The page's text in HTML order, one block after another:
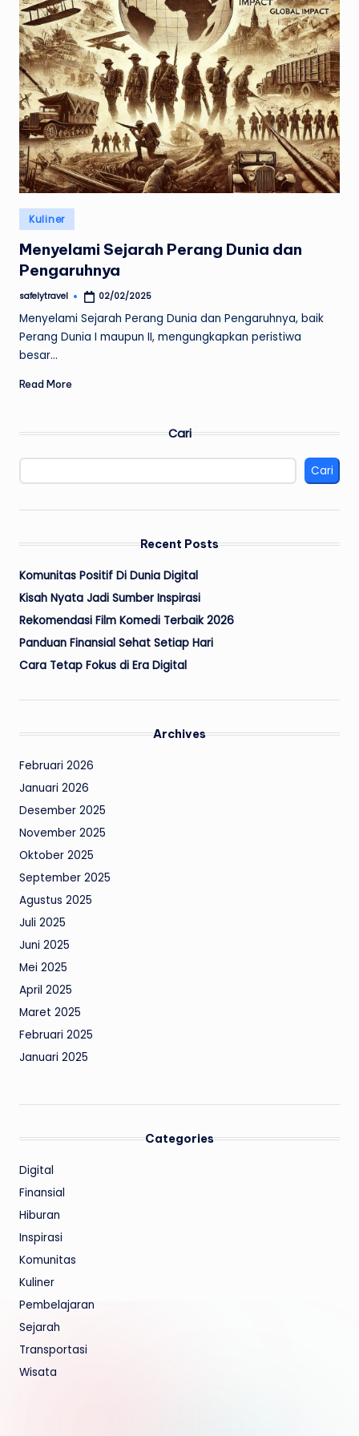
Posted
in
Kuliner
Menyelami Sejarah Perang Dunia dan
Pengaruhnya
Posted
safelytravel 02/02/2025
Menyelami Sejarah Perang Dunia dan Pengaruhnya, baik
Perang Dunia I maupun II, mengungkapkan peristiwa
besar…
Read More
Cari
Cari
Recent Posts
Komunitas Positif Di Dunia Digital
Kisah Nyata Jadi Sumber Inspirasi
Rekomendasi Film Komedi Terbaik 2026
Panduan Finansial Sehat Setiap Hari
Cara Tetap Fokus di Era Digital
Archives
Februari 2026
Januari 2026
Desember 2025
November 2025
Oktober 2025
September 2025
Agustus 2025
Juli 2025
Juni 2025
Mei 2025
April 2025
Maret 2025
Februari 2025
Januari 2025
Categories
Digital
Finansial
Hiburan
Inspirasi
Komunitas
Kuliner
Pembelajaran
Sejarah
Transportasi
Wisata